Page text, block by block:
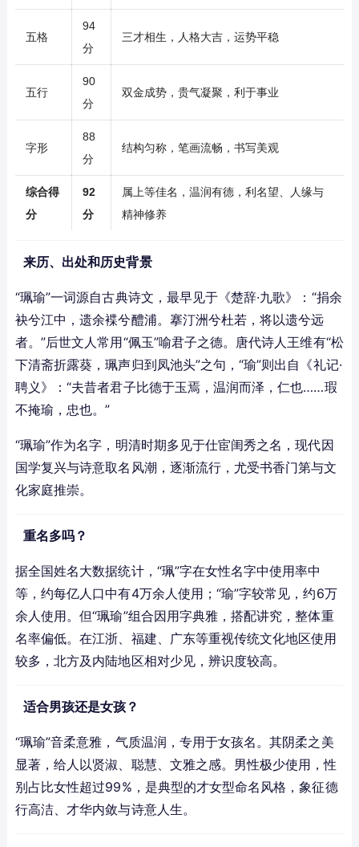
五格
94
分
三才相生，人格大吉，运势平稳
五行
90
分
双金成势，贵气凝聚，利于事业
字形
88
分
结构匀称，笔画流畅，书写美观
综合得
分
92
分
属上等佳名，温润有德，利名望、人缘与
精神修养
来历、出处和历史背景
“珮瑜”一词源自古典诗文，最早见于《楚辞·九歌》：“捐余
袂兮江中，遗余褋兮醴浦。搴汀洲兮杜若，将以遗兮远
者。”后世文人常用“佩玉”喻君子之德。唐代诗人王维有“松
下清斋折露葵，珮声归到凤池头”之句，“瑜”则出自《礼记·
聘义》：“夫昔者君子比德于玉焉，温润而泽，仁也……瑕
不掩瑜，忠也。”
“珮瑜”作为名字，明清时期多见于仕宦闺秀之名，现代因
国学复兴与诗意取名风潮，逐渐流行，尤受书香门第与文
化家庭推崇。
重名多吗？
据全国姓名大数据统计，“珮”字在女性名字中使用率中
等，约每亿人口中有4万余人使用；“瑜”字较常见，约6万
余人使用。但“珮瑜”组合因用字典雅，搭配讲究，整体重
名率偏低。在江浙、福建、广东等重视传统文化地区使用
较多，北方及内陆地区相对少见，辨识度较高。
适合男孩还是女孩？
“珮瑜”音柔意雅，气质温润，专用于女孩名。其阴柔之美
显著，给人以贤淑、聪慧、文雅之感。男性极少使用，性
别占比女性超过99%，是典型的才女型命名风格，象征德
行高洁、才华内敛与诗意人生。